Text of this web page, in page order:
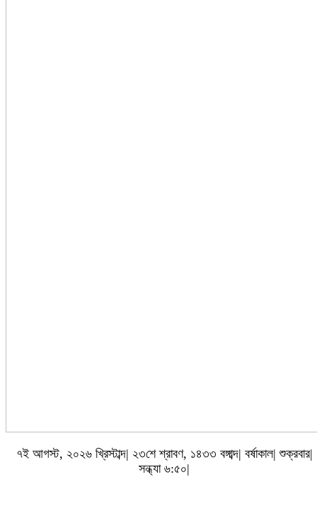
৭ই আগস্ট, ২০২৬ খ্রিস্টাব্দ| ২৩শে শ্রাবণ, ১৪৩৩ বঙ্গাব্দ| বর্ষাকাল| শুক্রবার|
সন্ধ্যা ৬:৫০|